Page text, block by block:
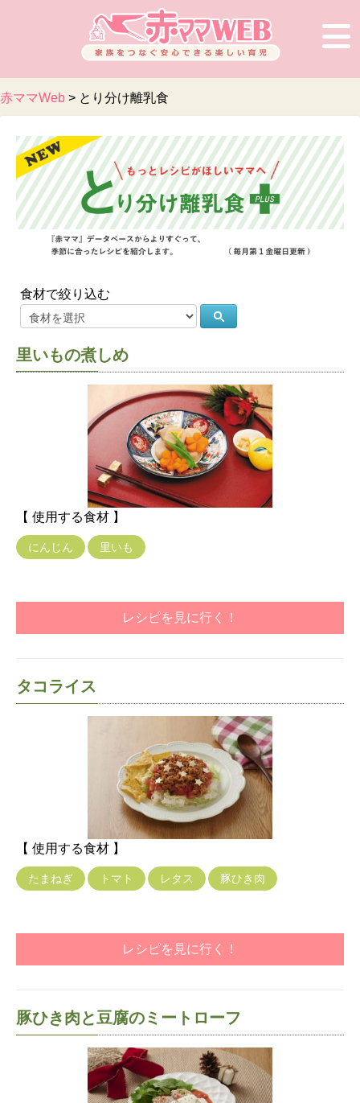
赤ママWeb > とり分け離乳食
×
食材で絞り込む
里いもの煮しめ
【 使用する食材 】
にんじん 里いも
レシピを見に行く！
タコライス
【 使用する食材 】
たまねぎ トマト レタス 豚ひき肉
レシピを見に行く！
豚ひき肉と豆腐のミートローフ